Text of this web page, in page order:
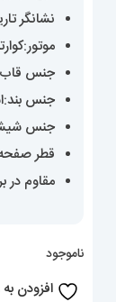
نشانگر
جنس
جنس
جنس
قطر صفحه: 42
مقاوم در
ناموجود
افزودن